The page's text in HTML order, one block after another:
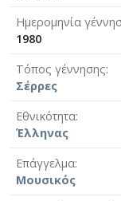
Ημερομηνία
1980
Τόπος γέννησης
Σέρρες
Εθνικότητα
Έλληνας
Επάγγελμα
Μουσικός